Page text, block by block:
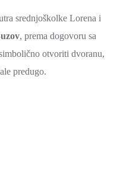
srednjoškolke Lorena i
, prema dogovoru sa
otvoriti dvoranu,
predugo.